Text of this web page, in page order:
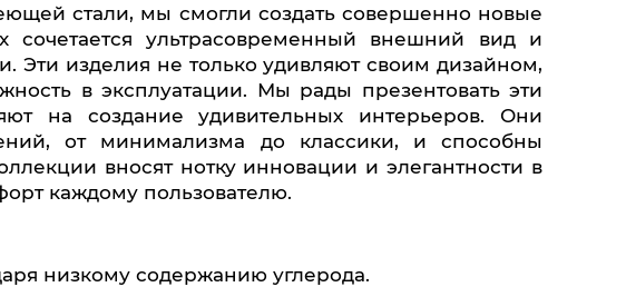
сочетается ультрасовременный внешний вид и
Эти изделия не только удивляют своим дизайном,
в эксплуатации. Мы рады презентовать эти
на создание удивительных интерьеров. Они
от минимализма до классики, и способны
вносят нотку инновации и элегантности в
каждому пользователю.
низкому содержанию углерода.